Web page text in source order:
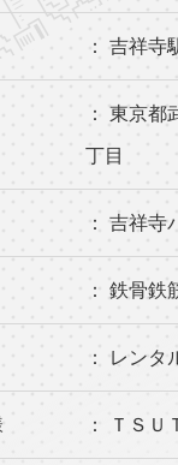
： 吉祥寺
： 東京都
丁目
： 吉祥寺
： 鉄骨
： レンタ
： ＴＳ